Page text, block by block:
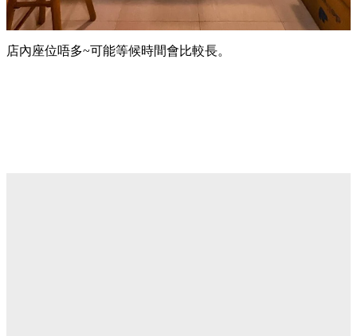
店內座位唔多~可能等候時間會比較長。